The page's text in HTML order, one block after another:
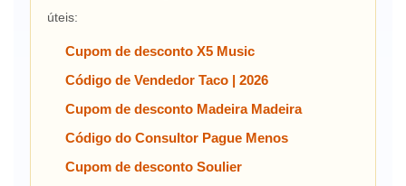
úteis:
Cupom de desconto X5 Music
Código de Vendedor Taco | 2026
Cupom de desconto Madeira Madeira
Código do Consultor Pague Menos
Cupom de desconto Soulier